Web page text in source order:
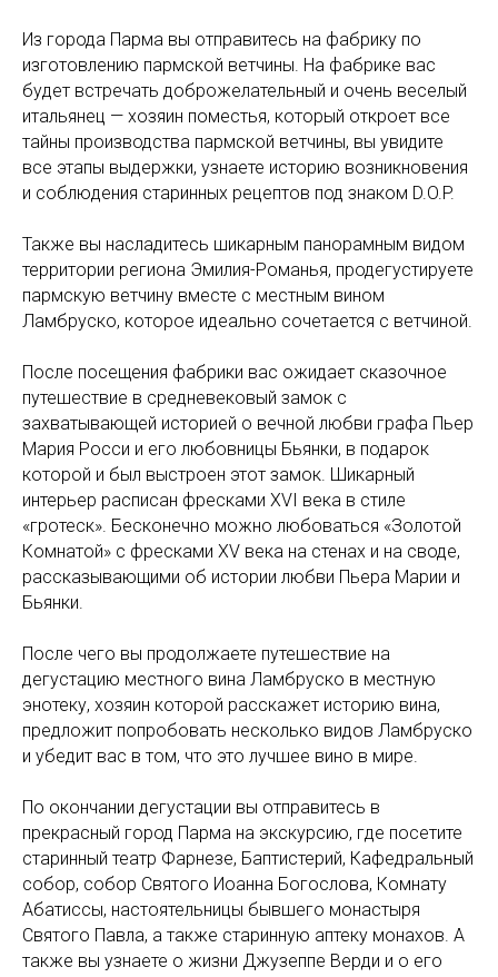
Из города Парма вы отправитесь на фабрику по
изготовлению пармской ветчины. На фабрике вас
будет встречать доброжелательный и очень веселый
итальянец — хозяин поместья, который откроет все
тайны производства пармской ветчины, вы увидите
все этапы выдержки, узнаете историю возникновения
и соблюдения старинных рецептов под знаком D.O.P.
Также вы насладитесь шикарным панорамным видом
территории региона Эмилия-Романья, продегустируете
пармскую ветчину вместе с местным вином
Ламбруско, которое идеально сочетается с ветчиной.
После посещения фабрики вас ожидает сказочное
путешествие в средневековый замок с
захватывающей историей о вечной любви графа Пьер
Мария Росси и его любовницы Бьянки, в подарок
которой и был выстроен этот замок. Шикарный
интерьер расписан фресками XVI века в стиле
«гротеск». Бесконечно можно любоваться «Золотой
Комнатой» с фресками XV века на стенах и на своде,
рассказывающими об истории любви Пьера Марии и
Бьянки.
После чего вы продолжаете путешествие на
дегустацию местного вина Ламбруско в местную
энотеку, хозяин которой расскажет историю вина,
предложит попробовать несколько видов Ламбруско
и убедит вас в том, что это лучшее вино в мире.
По окончании дегустации вы отправитесь в
прекрасный город Парма на экскурсию, где посетите
старинный театр Фарнезе, Баптистерий, Кафедральный
собор, собор Святого Иоанна Богослова, Комнату
Абатиссы, настоятельницы бывшего монастыря
Святого Павла, а также старинную аптеку монахов. А
также вы узнаете о жизни Джузеппе Верди и о его